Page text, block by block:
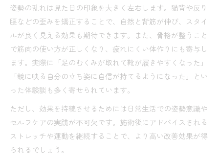
姿勢の乱れは見た目の印象を大きく左右します。猫背や反り
腰などの歪みを矯正することで、自然と背筋が伸び、スタイ
ルが良く見える効果も期待できます。また、骨格が整うこと
で筋肉の使い方が正しくなり、疲れにくい体作りにも寄与し
ます。実際に「足のむくみが取れて靴が履きやすくなった」
「鏡に映る自分の立ち姿に自信が持てるようになった」とい
った体験談も多く寄せられています。
ただし、効果を持続させるためには日常生活での姿勢意識や
セルフケアの実践が不可欠です。施術後にアドバイスされる
ストレッチや運動を継続することで、より高い改善効果が得
られるでしょう。